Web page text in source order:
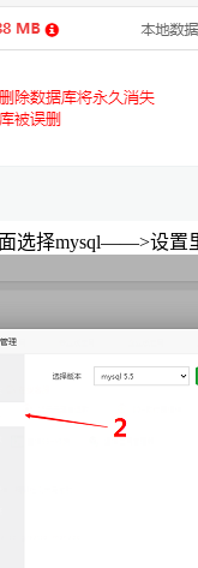
选择mysql——>设置